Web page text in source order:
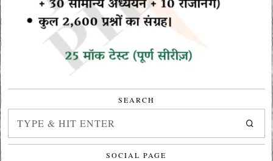
SEARCH
SOCIAL PAGE